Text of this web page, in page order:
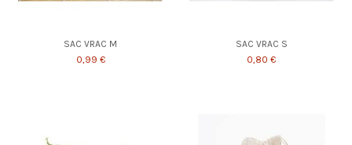
SAC VRAC M
0,99 €
SAC VRAC S
0,80 €